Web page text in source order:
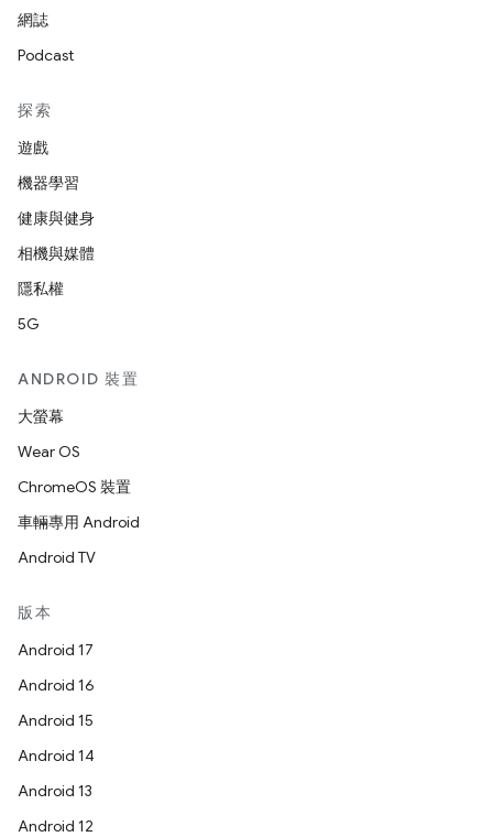
網誌
Podcast
探索
遊戲
機器學習
健康與健身
相機與媒體
隱私權
5G
ANDROID 裝置
大螢幕
Wear OS
ChromeOS 裝置
車輛專用 Android
Android TV
版本
Android 17
Android 16
Android 15
Android 14
Android 13
Android 12